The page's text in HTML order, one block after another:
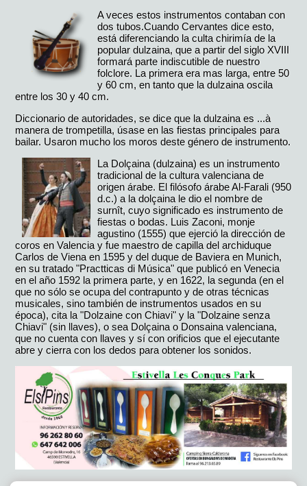
A veces estos instrumentos contaban con
dos tubos.Cuando Cervantes dice esto,
está diferenciando la culta chirimía de la
popular dulzaina, que a partir del siglo XVIII
formará parte indiscutible de nuestro
folclore. La primera era mas larga, entre 50
y 60 cm, en tanto que la dulzaina oscila
entre los 30 y 40 cm.
Diccionario de autoridades, se dice que la dulzaina es ...à
manera de trompetilla, úsase en las fiestas principales para
bailar. Usaron mucho los moros deste género de instrumento.
La Dolçaina (dulzaina) es un instrumento
tradicional de la cultura valenciana de
origen árabe. El filósofo árabe Al-Farali (950
d.c.) a la dolçaina le dio el nombre de
surnît, cuyo significado es instrumento de
fiestas o bodas. Luis Zaconi, monje
agustino (1555) que ejerció la dirección de
coros en Valencia y fue maestro de capilla del archiduque
Carlos de Viena en 1595 y del duque de Baviera en Munich,
en su tratado "Practticas di Música" que publicó en Venecia
en el año 1592 la primera parte, y en 1622, la segunda (en el
que no sólo se ocupa del contrapunto y de otras técnicas
musicales, sino también de instrumentos usados en su
época), cita la "Dolzaine con Chiavi" y la "Dolzaine senza
Chiavi" (sin llaves), o sea Dolçaina o Donsaina valenciana,
que no cuenta con llaves y sí con orificios que el ejecutante
abre y cierra con los dedos para obtener los sonidos.